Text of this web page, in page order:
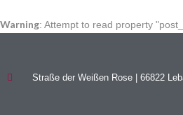
Warning: Attempt to read property
Straße der Weißen Rose | 66822